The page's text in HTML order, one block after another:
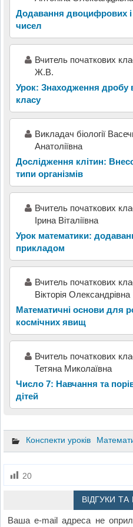
Додавання двоцифрових
чисел
Вчитель початкових
Ж.В.
Урок: Знаходження дробу
класу
Викладач біології
Анатоліївна
Дослідження клітин:
типи організмів
Вчитель початкових
Ірина Віталіївна
Урок математики:
прикладом
Вчитель початкових
Вікторія Олександрівна
Математичні основи для
космічних явищ
Вчитель початкових
Тетяна Миколаївна
Число 7: Навчання та
дітей
Конспекти уроків
20
ВІДГУКИ ТА
Ваша e-mail адреса не